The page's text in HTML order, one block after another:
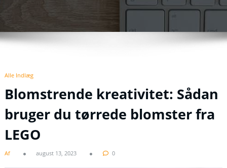
Alle Indlæg
Blomstrende kreativitet: Sådan
bruger du tørrede blomster fra
LEGO
Af august 13, 2023 0